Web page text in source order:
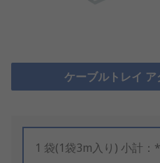
ケーブルトレイ
1 袋(1袋3m入り) 小計：*